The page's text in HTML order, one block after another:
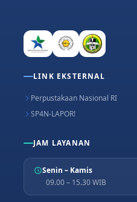
LINK EKSTERNAL
Perpustakaan Nasional RI
SP4N-LAPOR!
JAM LAYANAN
Senin – Kamis
09.00 – 15.30 WIB